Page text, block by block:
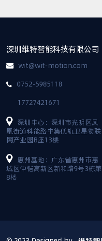
深圳维特智能科技有限公司
wit@wit-motion.com
0752-5985118
17727421671
深圳中心：深圳市光明区凤
凰街道科能路中集低轨卫星物联
网产业园B座13楼
惠州基地：广东省惠州市惠
城区仲恺高新区新和路9号3栋第
8楼